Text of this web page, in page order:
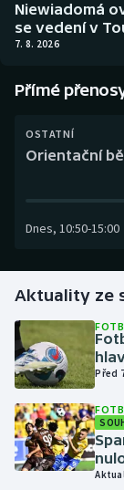
Boby a
Dostihy
Futsal
Gymnastika
Házená
Jezdectví
Judo
AZ kvíz
Niewiadomá
se vedení v
7. 8. 2026
Přímé
OSTATNÍ
Orientační
Dnes, 10:50-15:00
Aktuality ze
Před